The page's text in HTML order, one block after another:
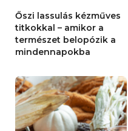
Őszi lassulás kézműves
titkokkal – amikor a
természet belopózik a
mindennapokba